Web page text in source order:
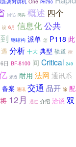
PH790
回忆 阅兵 概述 四个
设 6月 信息化公共
到 钢结构 派单 怎 P118 此
遇 分析 十大 典型 轨道 控
6日 BF-8100 间 Critical 249
渗透 耐用 法网 通讯系
备案 通讯 交通 品开 除 配
12月 通过 介绍 洽谈 双